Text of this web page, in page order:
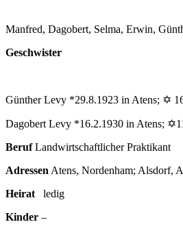
Manfred, Dagobert, Selma, Erwin,
Geschwister
Günther Levy *29.8.1923 in Atens; ✡
Dagobert Levy *16.2.1930 in Atens;
BerufLandwirtschaftlicher Praktikant
Adressen Atens, Nordenham; Alsdorf,
Heirat ledig
Kinder –